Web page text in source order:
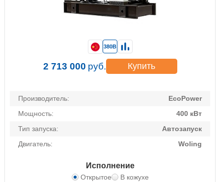
Производитель:
EcoPower
Мощность:
400 кВт
Тип запуска:
Автозапуск
Двигатель:
Woling
Исполнение
Открытое В кожухе
380В
2 713 000 руб. Купить